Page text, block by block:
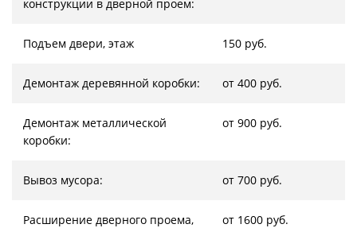
конструкции в дверной проем:
Подъем двери, этаж 150 руб.
Демонтаж деревянной коробки: от 400 руб.
Демонтаж металлической
коробки:
от 900 руб.
Вывоз мусора: от 700 руб.
Расширение дверного проема,
от 1600 руб.